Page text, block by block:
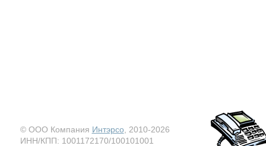
© ООО Компания Интэрсо , 2010-2026
ИНН/КПП: 1001172170/100101001